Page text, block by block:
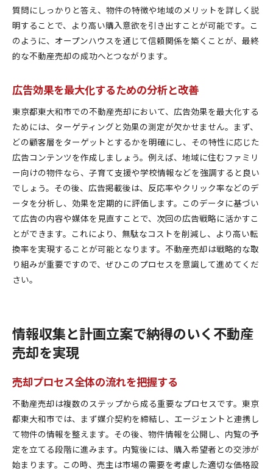
質問にしっかりと答え、物件の特徴や地域のメリットを詳しく説
明することで、より高い購入意欲を引き出すことが可能です。こ
のように、オープンハウスを通じて信頼関係を築くことが、最終
的な不動産売却の成功へとつながります。
広告効果を最大化するための分析と改善
東京都東大和市での不動産売却において、広告効果を最大化する
ためには、ターゲティングと効果の測定が欠かせません。まず、
どの顧客層をターゲットとするかを明確にし、その特性に応じた
広告コンテンツを作成しましょう。例えば、地域に住むファミリ
ー向けの物件なら、子育て支援や学校情報などを強調すると良い
でしょう。その後、広告掲載後は、反応率やクリック率などのデ
ータを分析し、効果を定期的に評価します。このデータに基づい
て広告の内容や媒体を見直すことで、次回の広告戦略に活かすこ
とができます。これにより、無駄なコストを削減し、より高い転
換率を実現することが可能となります。不動産売却は戦略的な取
り組みが重要ですので、ぜひこのプロセスを意識して進めてくだ
さい。
情報収集と計画立案で納得のいく不動産
売却を実現
売却プロセス全体の流れを把握する
不動産売却は複数のステップから成る重要なプロセスです。東京
都東大和市では、まず媒介契約を締結し、エージェントと連携し
て物件の情報を整えます。その後、物件情報を公開し、内覧の予
定を立てる段階に進みます。内覧後には、購入希望者との交渉が
始まります。この時、売主は市場の需要を考慮した適切な価格設